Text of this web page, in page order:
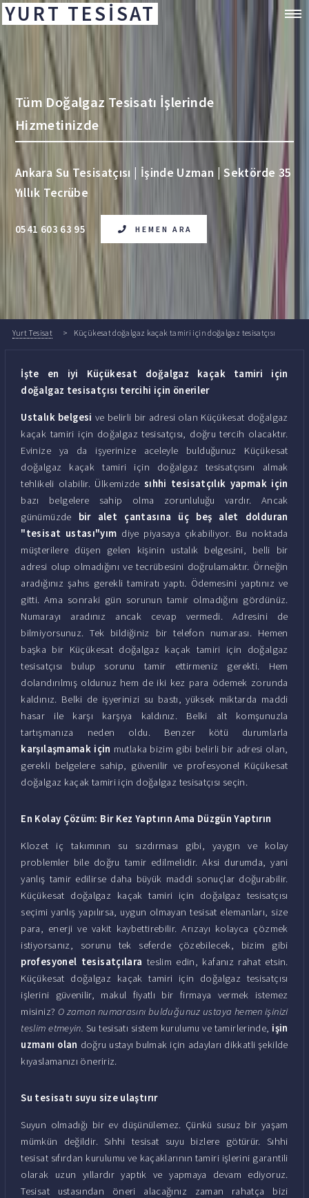
YURT TESİSAT
Tüm Doğalgaz Tesisatı İşlerinde
Hizmetinizde
Ankara Su Tesisatçısı | İşinde Uzman | Sektörde 35
Yıllık Tecrübe
0541 603 63 95 HEMEN ARA
Yurt Tesisat Küçükesat doğalgaz kaçak tamiri için doğalgaz tesisatçısı
İşte en iyi Küçükesat doğalgaz kaçak tamiri için
doğalgaz tesisatçısı tercihi için öneriler
Ustalık belgesi ve belirli bir adresi olan Küçükesat doğalgaz
kaçak tamiri için doğalgaz tesisatçısı, doğru tercih olacaktır.
Evinize ya da işyerinize aceleyle bulduğunuz Küçükesat
doğalgaz kaçak tamiri için doğalgaz tesisatçısını almak
tehlikeli olabilir. Ülkemizde sıhhi tesisatçılık yapmak için
bazı belgelere sahip olma zorunluluğu vardır. Ancak
günümüzde bir alet çantasına üç beş alet dolduran
"tesisat ustası"yım diye piyasaya çıkabiliyor. Bu noktada
müşterilere düşen gelen kişinin ustalık belgesini, belli bir
adresi olup olmadığını ve tecrübesini doğrulamaktır. Örneğin
aradığınız şahıs gerekli tamiratı yaptı. Ödemesini yaptınız ve
gitti. Ama sonraki gün sorunun tamir olmadığını gördünüz.
Numarayı aradınız ancak cevap vermedi. Adresini de
bilmiyorsunuz. Tek bildiğiniz bir telefon numarası. Hemen
başka bir Küçükesat doğalgaz kaçak tamiri için doğalgaz
tesisatçısı bulup sorunu tamir ettirmeniz gerekti. Hem
dolandırılmış oldunuz hem de iki kez para ödemek zorunda
kaldınız. Belki de işyerinizi su bastı, yüksek miktarda maddi
hasar ile karşı karşıya kaldınız. Belki alt komşunuzla
tartışmanıza neden oldu. Benzer kötü durumlarla
karşılaşmamak için mutlaka bizim gibi belirli bir adresi olan,
gerekli belgelere sahip, güvenilir ve profesyonel Küçükesat
doğalgaz kaçak tamiri için doğalgaz tesisatçısı seçin.
En Kolay Çözüm: Bir Kez Yaptırın Ama Düzgün Yaptırın
Klozet iç takımının su sızdırması gibi, yaygın ve kolay
problemler bile doğru tamir edilmelidir. Aksi durumda, yani
yanlış tamir edilirse daha büyük maddi sonuçlar doğurabilir.
Küçükesat doğalgaz kaçak tamiri için doğalgaz tesisatçısı
seçimi yanlış yapılırsa, uygun olmayan tesisat elemanları, size
para, enerji ve vakit kaybettirebilir. Arızayı kolayca çözmek
istiyorsanız, sorunu tek seferde çözebilecek, bizim gibi
profesyonel tesisatçılara teslim edin, kafanız rahat etsin.
Küçükesat doğalgaz kaçak tamiri için doğalgaz tesisatçısı
işlerini güvenilir, makul fiyatlı bir firmaya vermek istemez
misiniz? O zaman numarasını bulduğunuz ustaya hemen işinizi
teslim etmeyin. Su tesisatı sistem kurulumu ve tamirlerinde, işin
uzmanı olan doğru ustayı bulmak için adayları dikkatli şekilde
kıyaslamanızı öneririz.
Su tesisatı suyu size ulaştırır
Suyun olmadığı bir ev düşünülemez. Çünkü susuz bir yaşam
mümkün değildir. Sıhhi tesisat suyu bizlere götürür. Sıhhi
tesisat sıfırdan kurulumu ve kaçaklarının tamiri işlerini garantili
olarak uzun yıllardır yaptık ve yapmaya devam ediyoruz.
Tesisat ustasından öneri alacağınız zaman rahatça bizi